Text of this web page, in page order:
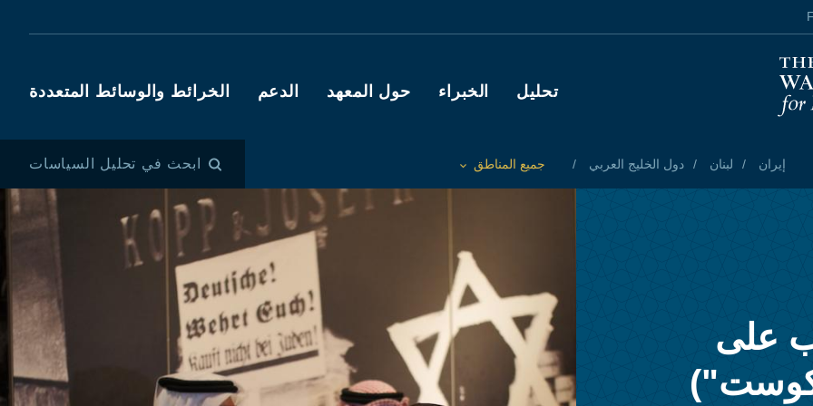
Main navigation
تحليل الخبراء حول المعهد الدعم الخرائط والوسائط المتعددة
إيران لبنان دول الخليج العربي
Toggle List of
جميع المناطق ابحث في تحليل السياسات
على